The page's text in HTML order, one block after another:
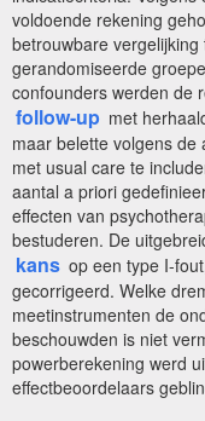
voldoende rekening
betrouwbare
gerandomiseerde
confounders werden de
follow-up met
maar belette volgens
met usual care te
aantal a priori
effecten van
bestuderen. De
kans op een type I-
gecorrigeerd. Welke
meetinstrumenten de
beschouwden is niet
powerberekening werd
effectbeoordelaars